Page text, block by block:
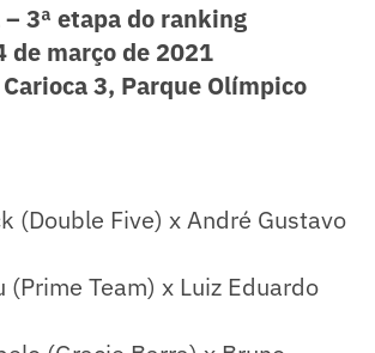
3ª etapa do ranking
de março de 2021
3, Parque Olímpico
(Double Five) x André Gustavo
(Prime Team) x Luiz Eduardo